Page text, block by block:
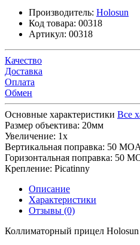
Производитель: Holosun
Код товара: 00318
Артикул: 00318
Качество
Доставка
Оплата
Обмен
Основные характеристики Все
Размер объектива: 20мм
Увеличение: 1x
Вертикальная поправка: 50 MOA
Горизонтальная поправка: 50
Крепление: Picatinny
Описание
Характеристики
Отзывы (0)
Коллиматорный прицел